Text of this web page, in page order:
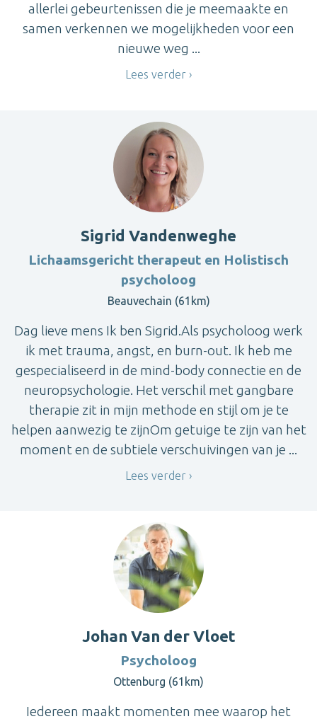
allerlei gebeurtenissen die je meemaakte en
samen verkennen we mogelijkheden voor een
nieuwe weg ...
Lees verder
Sigrid Vandenweghe
Lichaamsgericht therapeut en Holistisch
psycholoog
Beauvechain (61km)
Dag lieve mens Ik ben Sigrid.Als psycholoog werk
ik met trauma, angst, en burn-out. Ik heb me
gespecialiseerd in de mind-body connectie en de
neuropsychologie. Het verschil met gangbare
therapie zit in mijn methode en stijl om je te
helpen aanwezig te zijnOm getuige te zijn van het
moment en de subtiele verschuivingen van je ...
Lees verder
Johan Van der Vloet
Psycholoog
Ottenburg (61km)
Iedereen maakt momenten mee waarop het